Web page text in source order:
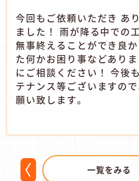
今回もご依頼いただき あ
ました！ 雨が降る中での
無事終えることができ良
た何かお困り事などあり
にご相談ください！ 今後
テナンス等ございますの
願い致します。
一覧をみる